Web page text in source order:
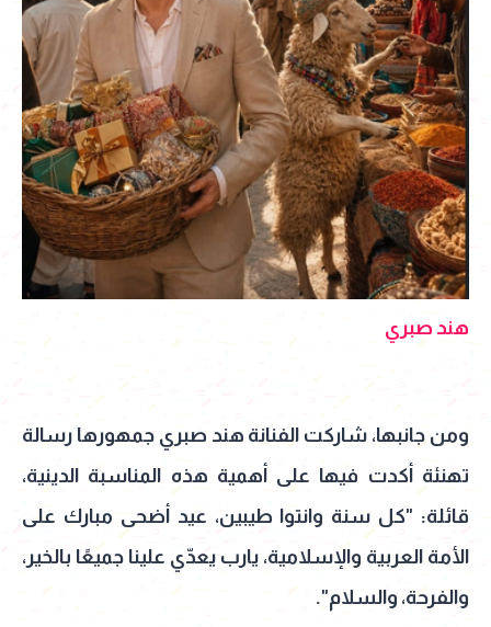
هند صبري
ومن جانبها، شاركت الفنانة هند صبري جمهورها رسالة
تهنئة أكدت فيها على أهمية هذه المناسبة الدينية،
قائلة: "كل سنة وانتوا طيبين، عيد أضحى مبارك على
الأمة العربية والإسلامية، يارب يعدّي علينا جميعًا بالخير،
والفرحة، والسلام".